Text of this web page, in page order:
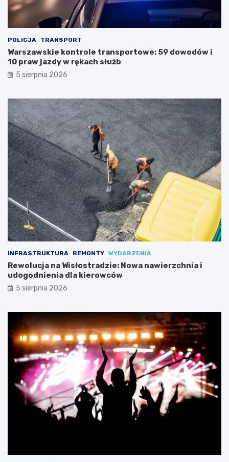
POLICJA TRANSPORT
Warszawskie kontrole transportowe: 59 dowodów i
10 praw jazdy w rękach służb
5 sierpnia 2026
INFRASTRUKTURA REMONTY WYDARZENIA
Rewolucja na Wisłostradzie: Nowa nawierzchnia i
udogodnienia dla kierowców
5 sierpnia 2026